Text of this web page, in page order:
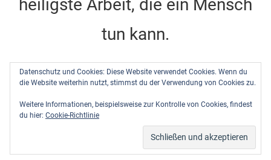
el
heiligste Arbeit, die ein Mensch
tun kann.
Dietrich Bonhoeffer -Barcelona, Berlin, Amerika
1928-1931, DBW Band 10, Seite 484
WordPress-Theme: Mercia von ThemeZee.
Datenschutz und Cookies: Diese Website verwendet Cookies. Wenn du
die Website weiterhin nutzt, stimmst du der Verwendung von Cookies zu.
Weitere Informationen, beispielsweise zur Kontrolle von Cookies, findest
du hier: Cookie-Richtlinie